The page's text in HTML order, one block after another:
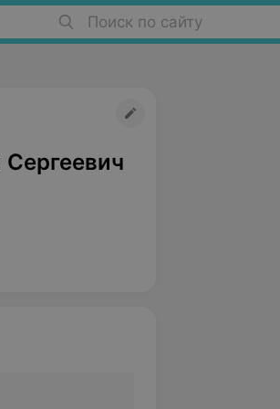
Поиск по сайту